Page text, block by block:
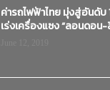
ค่ารถไฟฟ้าไทย มุ่งสู่อันดับ
เร่งเครื่องแซง “ลอนดอน